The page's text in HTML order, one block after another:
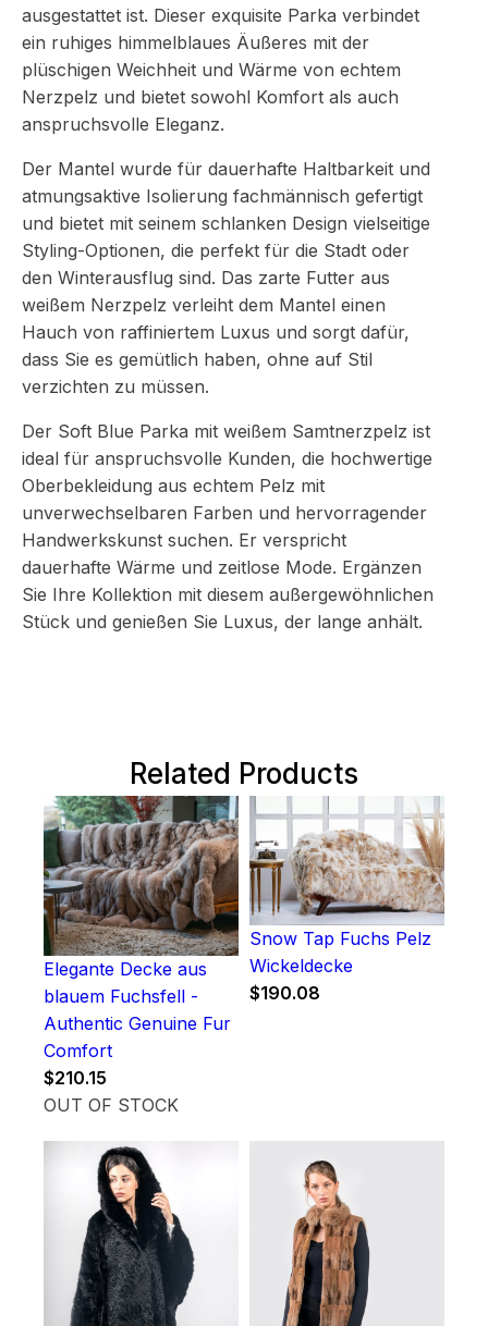
ausgestattet ist. Dieser exquisite Parka verbindet
ein ruhiges himmelblaues Äußeres mit der
plüschigen Weichheit und Wärme von echtem
Nerzpelz und bietet sowohl Komfort als auch
anspruchsvolle Eleganz.
Der Mantel wurde für dauerhafte Haltbarkeit und
atmungsaktive Isolierung fachmännisch gefertigt
und bietet mit seinem schlanken Design vielseitige
Styling-Optionen, die perfekt für die Stadt oder
den Winterausflug sind. Das zarte Futter aus
weißem Nerzpelz verleiht dem Mantel einen
Hauch von raffiniertem Luxus und sorgt dafür,
dass Sie es gemütlich haben, ohne auf Stil
verzichten zu müssen.
Der Soft Blue Parka mit weißem Samtnerzpelz ist
ideal für anspruchsvolle Kunden, die hochwertige
Oberbekleidung aus echtem Pelz mit
unverwechselbaren Farben und hervorragender
Handwerkskunst suchen. Er verspricht
dauerhafte Wärme und zeitlose Mode. Ergänzen
Sie Ihre Kollektion mit diesem außergewöhnlichen
Stück und genießen Sie Luxus, der lange anhält.
Related Products
Elegante Decke aus
blauem Fuchsfell -
Authentic Genuine Fur
Comfort
$210.15
OUT OF STOCK
Snow Tap Fuchs Pelz
Wickeldecke
$190.08